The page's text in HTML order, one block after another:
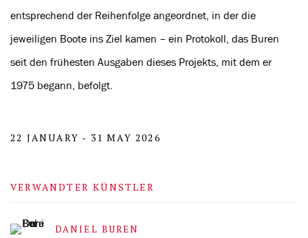
entsprechend der Reihenfolge angeordnet, in der die
jeweiligen Boote ins Ziel kamen – ein Protokoll, das Buren
seit den frühesten Ausgaben dieses Projekts, mit dem er
1975 begann, befolgt.
22 JANUARY - 31 MAY 2026
VERWANDTER KÜNSTLER
DANIEL BUREN